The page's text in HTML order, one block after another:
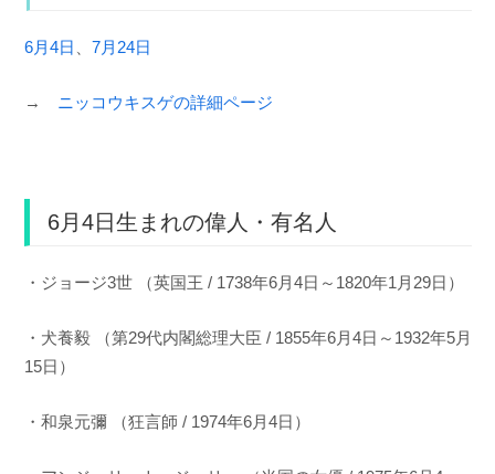
6月4日 7月24日
→ ニッコウキスゲの詳細ページ
6月4日生まれの偉人・有名人
・ジョージ3世 （英国王 / 1738年6月4日～1820年1月29日）
・犬養毅 （第29代内閣総理大臣 / 1855年6月4日～1932年5月
15日）
・和泉元彌 （狂言師 / 1974年6月4日）